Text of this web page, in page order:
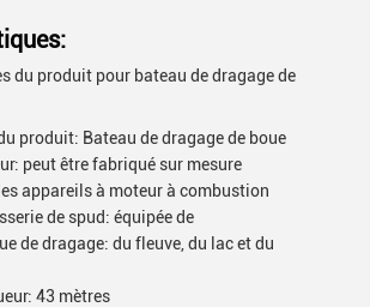
du produit pour bateau de dragage de
produit: Bateau de dragage de boue
peut être fabriqué sur mesure
appareils à moteur à combustion
de spud: équipée de
de dragage: du fleuve, du lac et du
43 mètres